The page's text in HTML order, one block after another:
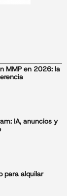
MMP en 2026: la
IA, anuncios y
para alquilar